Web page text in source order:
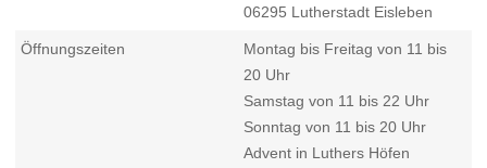
06295 Lutherstadt Eisleben
Öffnungszeiten
Montag bis Freitag von 11 bis
20 Uhr
Samstag von 11 bis 22 Uhr
Sonntag von 11 bis 20 Uhr
Advent in Luthers Höfen